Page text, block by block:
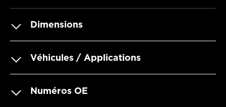
Dimensions
Véhicules / Applications
Numéros OE